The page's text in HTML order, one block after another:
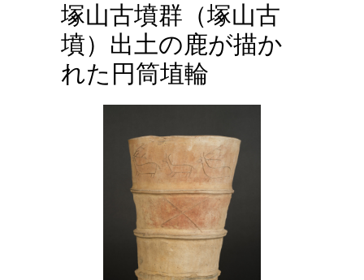
塚山古墳群（塚山古
墳）出土の鹿が描か
れた円筒埴輪